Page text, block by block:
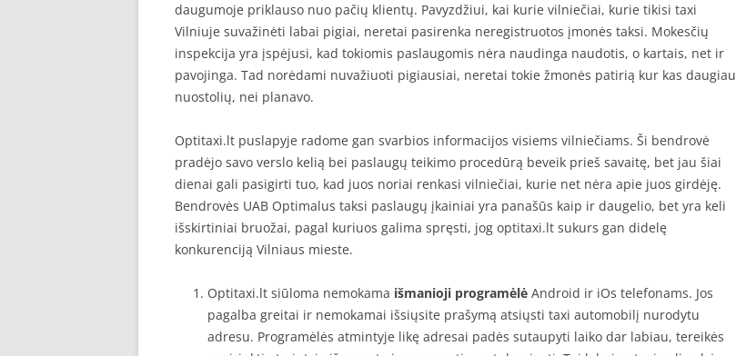
daugumoje priklauso nuo pačių klientų. Pavyzdžiui, kai kurie vilniečiai, kurie tikisi taxi
Vilniuje suvažinėti labai pigiai, neretai pasirenka neregistruotos įmonės taksi. Mokesčių
inspekcija yra įspėjusi, kad tokiomis paslaugomis nėra naudinga naudotis, o kartais, net ir
pavojinga. Tad norėdami nuvažiuoti pigiausiai, neretai tokie žmonės patirią kur kas daugiau
nuostolių, nei planavo.
Optitaxi.lt puslapyje radome gan svarbios informacijos visiems vilniečiams. Ši bendrovė
pradėjo savo verslo kelią bei paslaugų teikimo procedūrą beveik prieš savaitę, bet jau šiai
dienai gali pasigirti tuo, kad juos noriai renkasi vilniečiai, kurie net nėra apie juos girdėję.
Bendrovės UAB Optimalus taksi paslaugų įkainiai yra panašūs kaip ir daugelio, bet yra keli
išskirtiniai bruožai, pagal kuriuos galima spręsti, jog optitaxi.lt sukurs gan didelę
konkurenciją Vilniaus mieste.
Optitaxi.lt siūloma nemokama išmanioji programėlė Android ir iOs telefonams. Jos
pagalba greitai ir nemokamai išsiųsite prašymą atsiųsti taxi automobilį nurodytu
adresu. Programėlės atmintyje likę adresai padės sutaupyti laiko dar labiau, tereikės